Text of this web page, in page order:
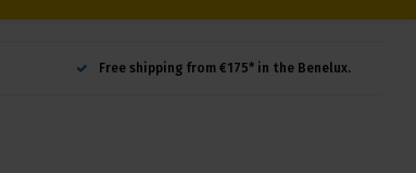
Free shipping from €175* in the Benelux.